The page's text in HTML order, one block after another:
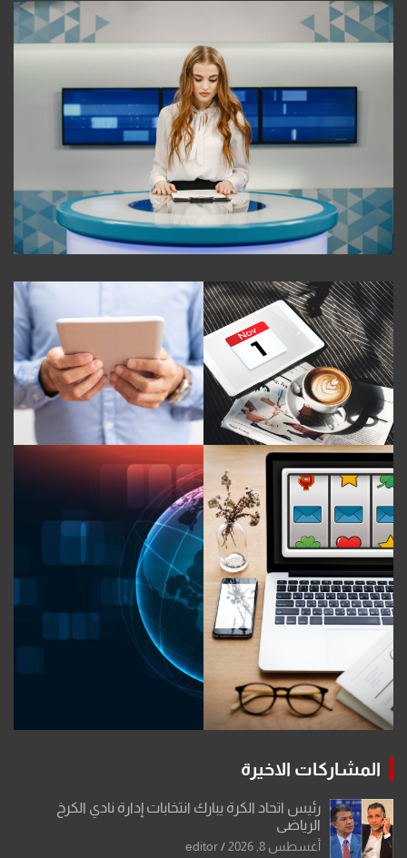
المشاركات الاخيرة
رئيس اتحاد الكرة يبارك انتخابات إدارة نادي الكرخ
الرياضي
أغسطس 8, 2026 editor